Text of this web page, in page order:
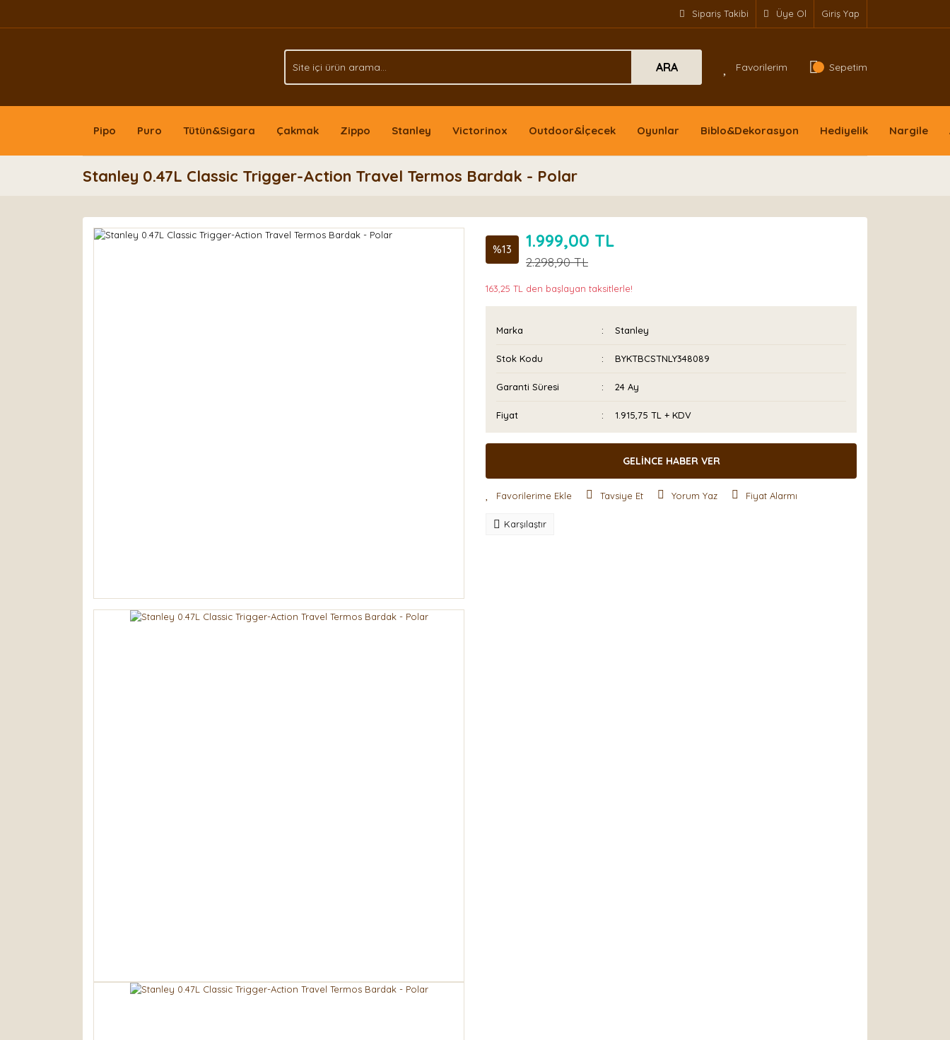
Sipariş Takibi Üye Ol Giriş Yap
ARA Favorilerim Sepetim
Pipo Puro Tütün&Sigara Çakmak Zippo Stanley Victorinox Outdoor&İçecek Oyunlar Biblo&Dekorasyon Hediyelik Nargile
Stanley 0.47L Classic Trigger-Action Travel Termos Bardak - Polar
%13 1.999,00 TL
2.298,90 TL
163,25 TL den başlayan taksitlerle!
Marka Stanley
Stok Kodu BYKTBCSTNLY348089
Garanti Süresi 24 Ay
Fiyat 1.915,75 TL + KDV
GELİNCE HABER VER
Tavsiye Et Yorum Yaz Fiyat Alarmı
Karşılaştır